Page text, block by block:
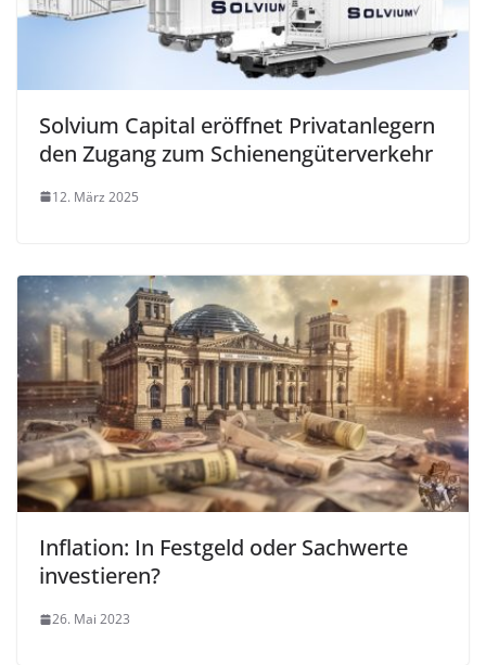
Solvium Capital eröffnet Privatanlegern
den Zugang zum Schienengüterverkehr
12. März 2025
Inflation: In Festgeld oder Sachwerte
investieren?
26. Mai 2023